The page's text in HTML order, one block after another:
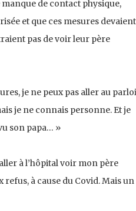
manque de contact physique,
et que ces mesures devaient
pas de voir leur père
je ne peux pas aller au
je ne connais personne. Et je
son papa… »
à l’hôpital voir mon père
à cause du Covid. Mais un